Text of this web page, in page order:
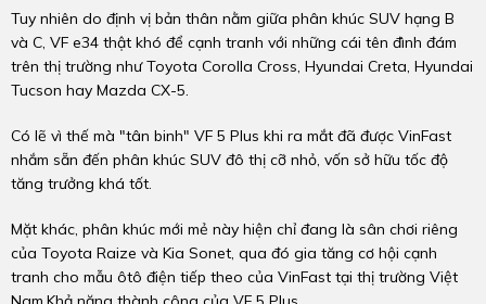
Tuy nhiên do định vị bản thân nằm giữa phân khúc SUV hạng B
và C, VF e34 thật khó để cạnh tranh với những cái tên đình đám
trên thị trường như Toyota Corolla Cross, Hyundai Creta, Hyundai
Tucson hay Mazda CX-5.
Có lẽ vì thế mà "tân binh" VF 5 Plus khi ra mắt đã được VinFast
nhắm sẵn đến phân khúc SUV đô thị cỡ nhỏ, vốn sở hữu tốc độ
tăng trưởng khá tốt.
Mặt khác, phân khúc mới mẻ này hiện chỉ đang là sân chơi riêng
của Toyota Raize và Kia Sonet, qua đó gia tăng cơ hội cạnh
tranh cho mẫu ôtô điện tiếp theo của VinFast tại thị trường Việt